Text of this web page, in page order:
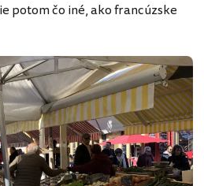
potom čo iné, ako francúzske